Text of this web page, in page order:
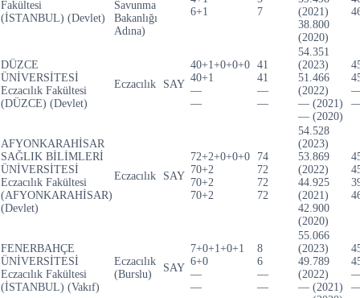
Fakültesi
(İSTANBUL) (Devlet)
Savunma
Bakanlığı
Adına)
6+1
7
(2021)
38.800
(2020)
DÜZCE
ÜNİVERSİTESİ
Eczacılık Fakültesi
(DÜZCE) (Devlet)
Eczacılık SAY
40+1+0+0+0
40+1
—
—
41
41
—
—
54.351
(2023)
51.466
(2022)
— (2021)
— (2020)
AFYONKARAHİSAR
SAĞLIK BİLİMLERİ
ÜNİVERSİTESİ
Eczacılık Fakültesi
(AFYONKARAHİSAR)
(Devlet)
Eczacılık SAY
72+2+0+0+0
70+2
70+2
70+2
74
72
72
72
54.528
(2023)
53.869
(2022)
44.925
(2021)
42.900
(2020)
FENERBAHÇE
ÜNİVERSİTESİ
Eczacılık Fakültesi
(İSTANBUL) (Vakıf)
Eczacılık
(Burslu)
SAY
7+0+1+0+1
6+0
—
—
8
6
—
—
55.066
(2023)
49.789
(2022)
— (2021)